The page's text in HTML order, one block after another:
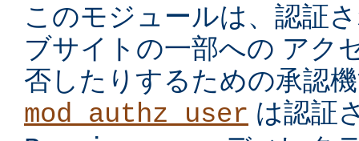
このモジュールは、認証
ブサイトの一部への アク
否したりするための承認
mod_authz_user は認証